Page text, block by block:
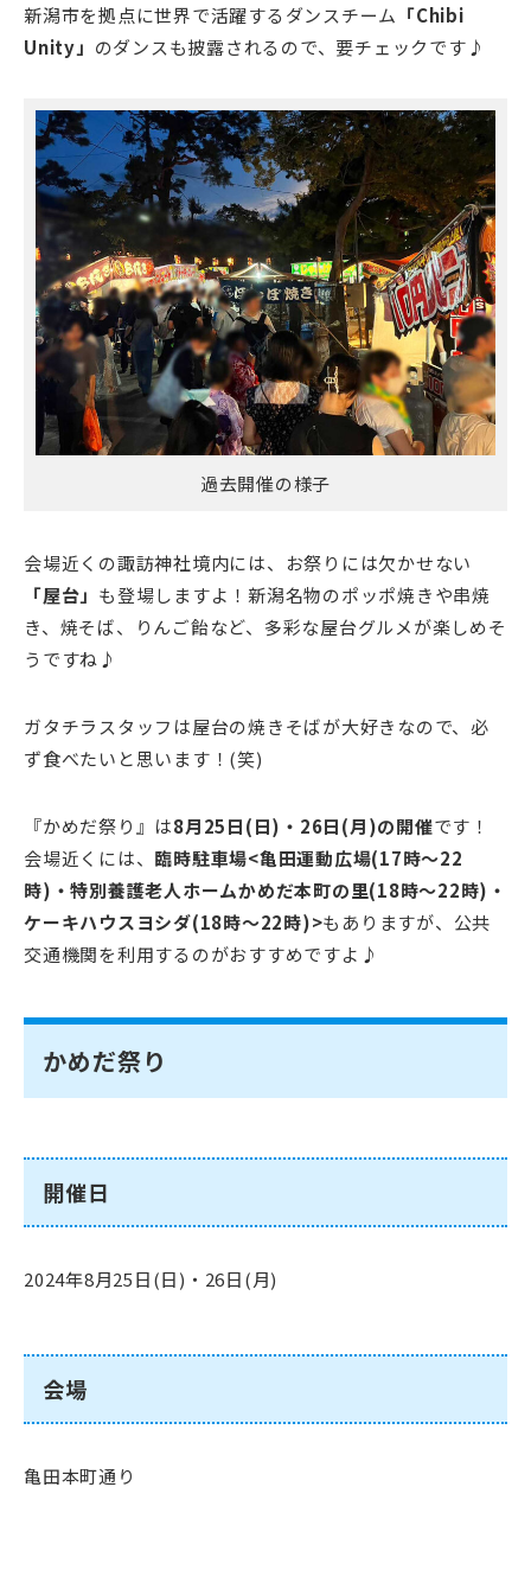
新潟市を拠点に世界で活躍するダンスチーム 「Chibi
Unity」 のダンスも披露されるので、要チェックです♪
過去開催の様子
会場近くの諏訪神社境内には、お祭りには欠かせない
「屋台」 も登場しますよ！新潟名物のポッポ焼きや串焼
き、焼そば、りんご飴など、多彩な屋台グルメが楽しめそ
うですね♪
ガタチラスタッフは屋台の焼きそばが大好きなので、必
ず食べたいと思います！(笑)
『かめだ祭り』は8月25日(日)・26日(月)の開催です！
会場近くには、 臨時駐車場<亀田運動広場(17時～22
時)・特別養護老人ホームかめだ本町の里(18時～22時)・
ケーキハウスヨシダ(18時～22時)>もありますが、公共
交通機関を利用するのがおすすめですよ♪
かめだ祭り
開催日
2024年8月25日(日)・26日(月)
会場
亀田本町通り